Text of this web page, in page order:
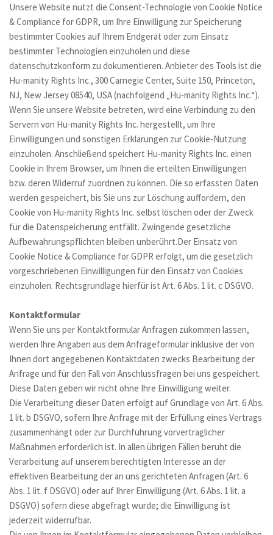
Unsere Website nutzt die Consent-Technologie von Cookie Notice
& Compliance for GDPR, um Ihre Einwilligung zur Speicherung
bestimmter Cookies auf Ihrem Endgerät oder zum Einsatz
bestimmter Technologien einzuholen und diese
datenschutzkonform zu dokumentieren. Anbieter des Tools ist die
Hu-manity Rights Inc., 300 Carnegie Center, Suite 150, Princeton,
NJ, New Jersey 08540, USA (nachfolgend „Hu-manity Rights Inc.“).
Wenn Sie unsere Website betreten, wird eine Verbindung zu den
Servern von Hu-manity Rights Inc. hergestellt, um Ihre
Einwilligungen und sonstigen Erklärungen zur Cookie-Nutzung
einzuholen. Anschließend speichert Hu-manity Rights Inc. einen
Cookie in Ihrem Browser, um Ihnen die erteilten Einwilligungen
bzw. deren Widerruf zuordnen zu können. Die so erfassten Daten
werden gespeichert, bis Sie uns zur Löschung auffordern, den
Cookie von Hu-manity Rights Inc. selbst löschen oder der Zweck
für die Datenspeicherung entfällt. Zwingende gesetzliche
Aufbewahrungspflichten bleiben unberührt.Der Einsatz von
Cookie Notice & Compliance for GDPR erfolgt, um die gesetzlich
vorgeschriebenen Einwilligungen für den Einsatz von Cookies
einzuholen. Rechtsgrundlage hierfür ist Art. 6 Abs. 1 lit. c DSGVO.
Kontaktformular
Wenn Sie uns per Kontaktformular Anfragen zukommen lassen,
werden Ihre Angaben aus dem Anfrageformular inklusive der von
Ihnen dort angegebenen Kontaktdaten zwecks Bearbeitung der
Anfrage und für den Fall von Anschlussfragen bei uns gespeichert.
Diese Daten geben wir nicht ohne Ihre Einwilligung weiter.
Die Verarbeitung dieser Daten erfolgt auf Grundlage von Art. 6 Abs.
1 lit. b DSGVO, sofern Ihre Anfrage mit der Erfüllung eines Vertrags
zusammenhängt oder zur Durchführung vorvertraglicher
Maßnahmen erforderlich ist. In allen übrigen Fällen beruht die
Verarbeitung auf unserem berechtigten Interesse an der
effektiven Bearbeitung der an uns gerichteten Anfragen (Art. 6
Abs. 1 lit. f DSGVO) oder auf Ihrer Einwilligung (Art. 6 Abs. 1 lit. a
DSGVO) sofern diese abgefragt wurde; die Einwilligung ist
jederzeit widerrufbar.